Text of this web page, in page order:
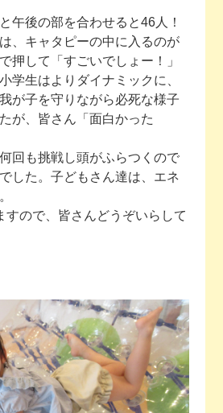
午後の部を合わせると46人！
、キャタピーの中に入るのが
押して「すごいでしょー！」
学生はよりダイナミックに、
が子を守りながら必死な様子
が、皆さん「面白かった
回も挑戦し頭がふらつくので
した。子どもさん達は、エネ
すので、皆さんどうぞいらして